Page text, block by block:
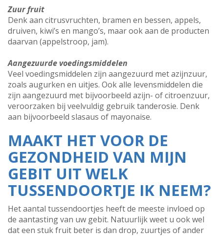
Zuur fruit
Denk aan citrusvruchten, bramen en bessen, appels,
druiven, kiwi’s en mango’s, maar ook aan de producten
daarvan (appelstroop, jam).
Aangezuurde voedingsmiddelen
Veel voedingsmiddelen zijn aangezuurd met azijnzuur,
zoals augurken en uitjes. Ook alle levensmiddelen die
zijn aangezuurd met bijvoorbeeld azijn- of citroenzuur,
veroorzaken bij veelvuldig gebruik tanderosie. Denk
aan bijvoorbeeld slasaus of mayonaise.
MAAKT HET VOOR DE
GEZONDHEID VAN MIJN
GEBIT UIT WELK
TUSSENDOORTJE IK NEEM?
Het aantal tussendoortjes heeft de meeste invloed op
de aantasting van uw gebit. Natuurlijk weet u ook wel
dat een stuk fruit beter is dan drop, zuurtjes of ander